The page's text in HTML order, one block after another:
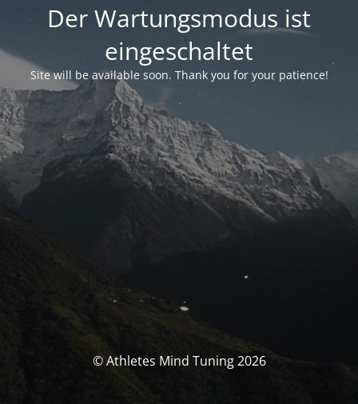
Der Wartungsmodus ist
eingeschaltet
Site will be available soon. Thank you for your patience!
© Athletes Mind Tuning 2026